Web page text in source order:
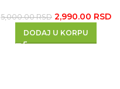
5,000.00RSD 2,990.00 RSD
DODAJ U KORPU